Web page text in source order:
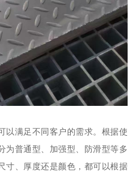
以满足不同客户的需求。根据使
为普通型、加强型、防滑型等多
寸、厚度还是颜色，都可以根据